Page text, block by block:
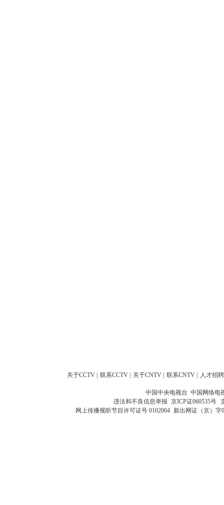
关于CCTV 联系CCTV 关于CNTV 联系CNTV 人才招聘
中国中央电视台 中国网络电
违法和不良信息举报 京ICP证060535号
网上传播视听节目许可证号 0102004 新出网证（京）